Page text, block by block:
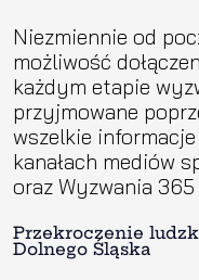
Niezmiennie od
możliwość
każdym etapie
przyjmowane
wszelkie
kanałach mediów
oraz Wyzwania
Przekroczenie
Dolnego Śląska